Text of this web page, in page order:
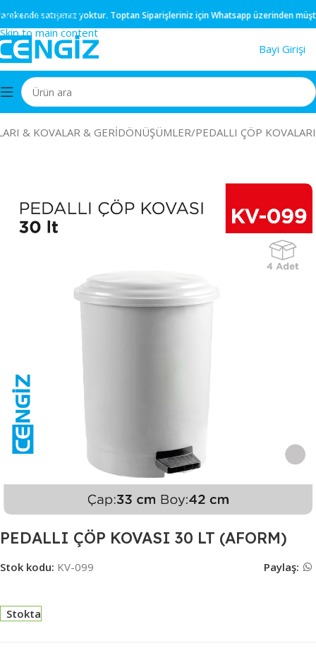
Skip to navigation
Skip to main content
satışımız yoktur.ToptanSiparişleriniz içinWhatsappüzerinden
Bayi Girişi
& KOVALAR & GERİDÖNÜŞÜMLER/PEDALLI ÇÖP KOVALARI
PEDALLI ÇÖP KOVASI 30 LT (AFORM)
Stok kodu: KV-099 Paylaş:
Stokta